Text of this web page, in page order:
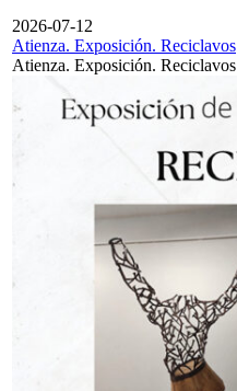
2026-07-12
Atienza. Exposición. Reciclavos
Atienza. Exposición. Reciclavos